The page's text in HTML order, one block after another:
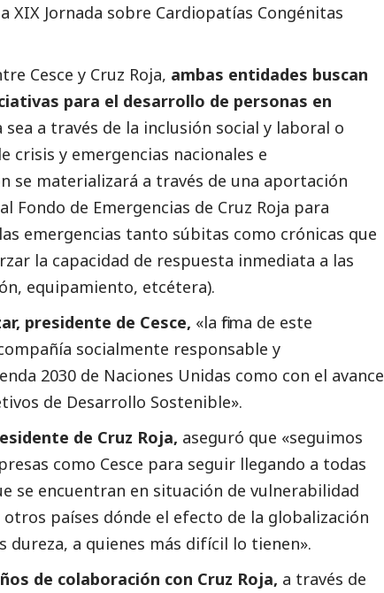
XIX Jornada sobre Cardiopatías Congénitas
Cesce y Cruz Roja, ambas entidades buscan
para el desarrollo de personas en
sea a través de la inclusión social y laboral o
crisis y emergencias nacionales e
se materializará a través de una aportación
Fondo de Emergencias de Cruz Roja para
emergencias tanto súbitas como crónicas que
la capacidad de respuesta inmediata a las
equipamiento, etcétera).
presidente de Cesce, «la firma de este
socialmente responsable y
2030 de Naciones Unidas como con el avance
de Desarrollo Sostenible».
de Cruz Roja, aseguró que «seguimos
como Cesce para seguir llegando a todas
se encuentran en situación de vulnerabilidad
países dónde el efecto de la globalización
dureza, a quienes más difícil lo tienen».
de colaboración con Cruz Roja, a través de